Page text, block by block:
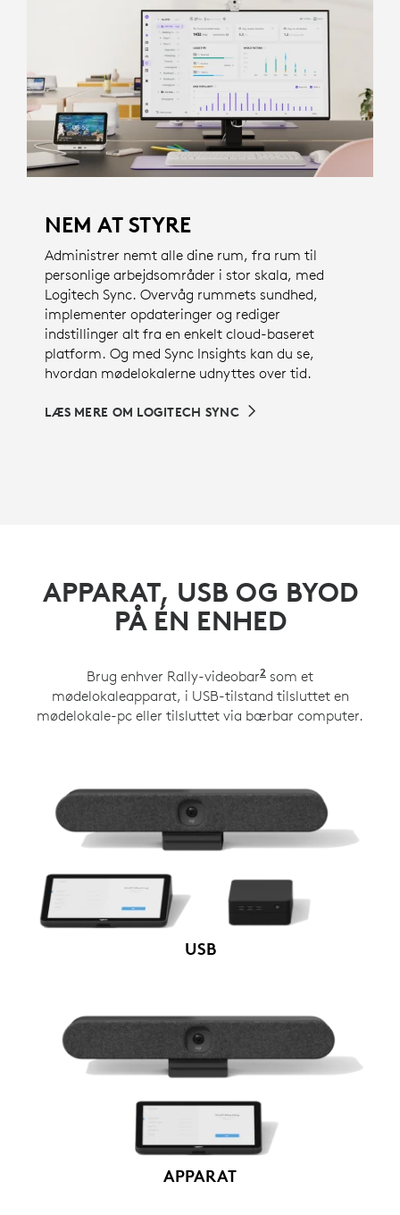
NEM AT STYRE
Administrer nemt alle dine rum, fra rum til
personlige arbejdsområder i stor skala, med
Logitech Sync. Overvåg rummets sundhed,
implementer opdateringer og rediger
indstillinger alt fra en enkelt cloud-baseret
platform. Og med Sync Insights kan du se,
hvordan mødelokalerne udnyttes over tid.
LÆS MERE OM LOGITECH SYNC
APPARAT, USB OG BYOD
PÅ ÉN ENHED
Brug enhver Rally-videobar2 Rally Plus
som et
mødelokaleapparat, i USB-tilstand tilsluttet en
mødelokale-pc eller tilsluttet via bærbar computer.
USB
APPARAT